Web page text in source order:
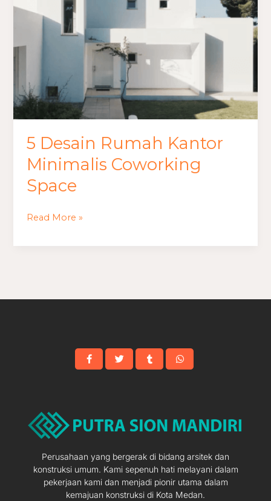
5 Desain Rumah Kantor
Minimalis Coworking
Space
Minimalis
Coworking
Space
Read More »
Perusahaan yang bergerak di bidang arsitek dan
konstruksi umum. Kami sepenuh hati melayani dalam
pekerjaan kami dan menjadi pionir utama dalam
kemajuan konstruksi di Kota Medan.